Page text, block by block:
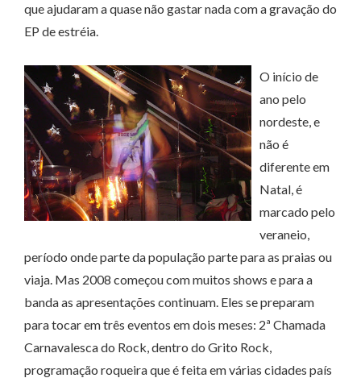
que ajudaram a quase não gastar nada com a gravação do
EP de estréia.
O início de
ano pelo
nordeste, e
não é
diferente em
Natal, é
marcado pelo
veraneio,
período onde parte da população parte para as praias ou
viaja. Mas 2008 começou com muitos shows e para a
banda as apresentações continuam. Eles se preparam
para tocar em três eventos em dois meses: 2ª Chamada
Carnavalesca do Rock, dentro do Grito Rock,
programação roqueira que é feita em várias cidades país